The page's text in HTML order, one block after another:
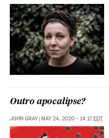
Outro apocalipse?
JOHN GRAY MAY 24, 2020 - 14:17 EDT